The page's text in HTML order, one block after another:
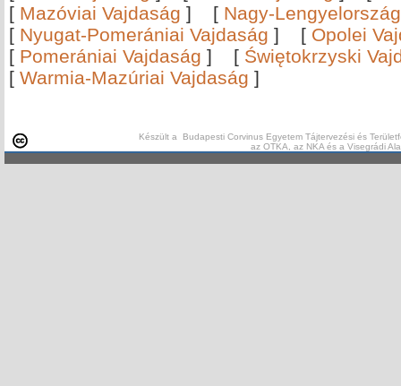
[ Mazóviai Vajdaság ] [ Nagy-
[ Nyugat-Pomerániai Vajdaság ] [ Opolei
[ Pomerániai Vajdaság ] [ Świętokrzyski
[ Warmia-Mazúriai Vajdaság ]
Készült a Budapesti Corvinus Egyetem Tájtervezési és
az OTKA, az NKA és a Visegrádi